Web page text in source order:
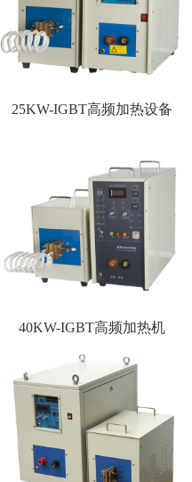
25KW-IGBT高频加热设备
40KW-IGBT高频加热机